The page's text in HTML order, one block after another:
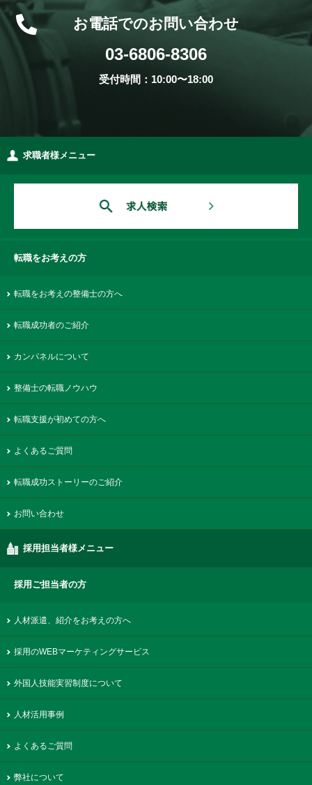
お電話でのお問い合わせ
03-6806-8306
受付時間：10:00〜18:00
求職者様メニュー
転職をお考えの方
転職をお考えの整備士の方へ
転職成功者のご紹介
カンパネルについて
整備士の転職ノウハウ
転職支援が初めての方へ
よくあるご質問
転職成功ストーリーのご紹介
お問い合わせ
採用担当者様メニュー
採用ご担当者の方
人材派遣、紹介をお考えの方へ
採用のWEBマーケティングサービス
外国人技能実習制度について
人材活用事例
よくあるご質問
弊社について